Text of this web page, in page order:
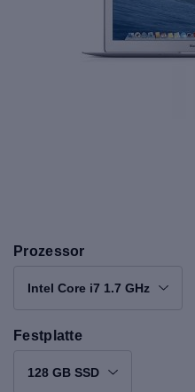
Prozessor
Intel Core i7 1.7 GHz
Festplatte
128 GB SSD